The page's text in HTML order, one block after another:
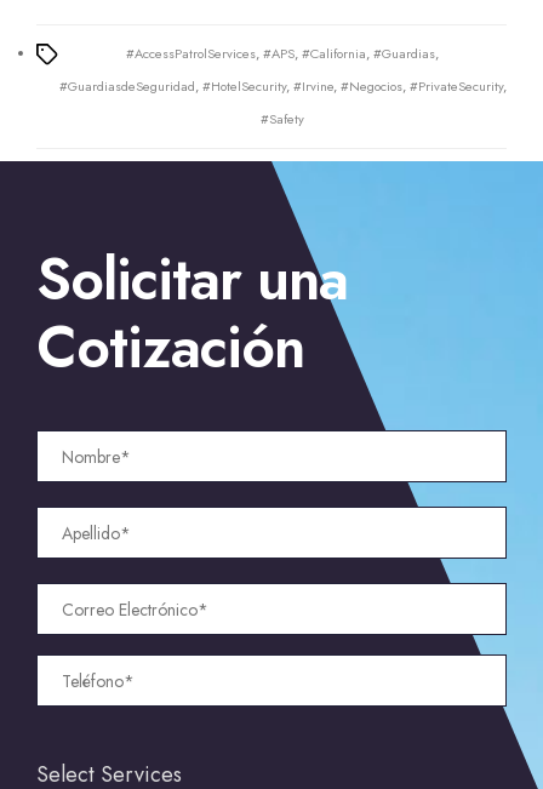
Tags
#AccessPatrolServices,#APS,#California,#Guardias,
#GuardiasdeSeguridad,#HotelSecurity,#Irvine,#Negocios,#PrivateSecurity,
#Safety
Solicitar una
Cotización
Select Services